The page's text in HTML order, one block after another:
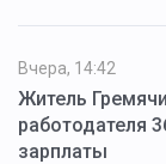
Вчера, 14:42
Житель
работодателя
зарплаты